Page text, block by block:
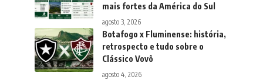
mais fortes da América do Sul
agosto 3, 2026
Botafogo x Fluminense: história,
retrospecto e tudo sobre o
Clássico Vovô
agosto 4, 2026